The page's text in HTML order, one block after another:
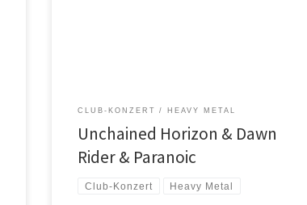
CLUB-KONZERT HEAVY METAL
Unchained Horizon & Dawn
Rider & Paranoic
Club-Konzert Heavy Metal